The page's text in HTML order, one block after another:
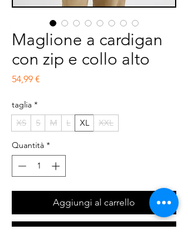
Maglione a cardigan
con zip e collo alto
54,99 €
taglia *
XS
S M L XL XXL
Quantità *
Aggiungi al carrello